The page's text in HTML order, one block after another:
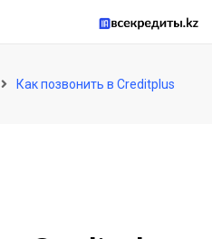
Как позвонить в Creditplus